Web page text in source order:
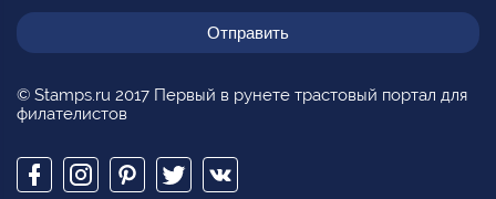
© Stamps.ru 2017 Первый в рунете трастовый портал для
филателистов